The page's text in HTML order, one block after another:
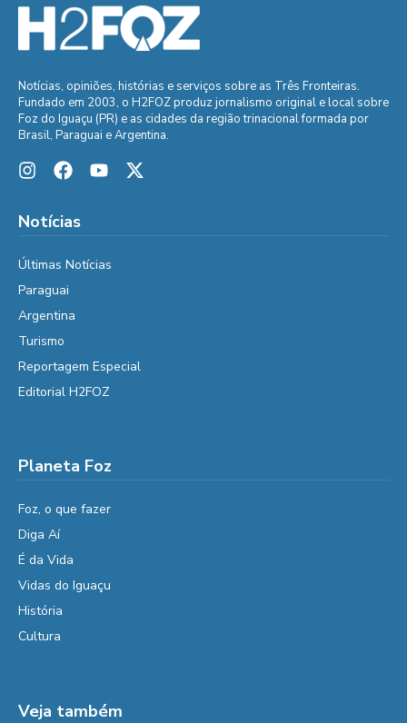
Notícias, opiniões, histórias e serviços sobre as Três Fronteiras.
Fundado em 2003, o H2FOZ produz jornalismo original e local sobre
Foz do Iguaçu (PR) e as cidades da região trinacional formada por
Brasil, Paraguai e Argentina.
Notícias
Últimas Notícias
Paraguai
Argentina
Turismo
Reportagem Especial
Editorial H2FOZ
Planeta Foz
Foz, o que fazer
Diga Aí
É da Vida
Vidas do Iguaçu
História
Cultura
Veja também